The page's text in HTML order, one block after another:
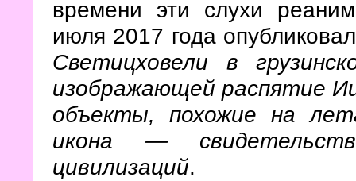
времени эти слухи
июля 2017 года
Светицховели в
изображающей распятие
объекты, похожие на
икона —
цивилизаций.